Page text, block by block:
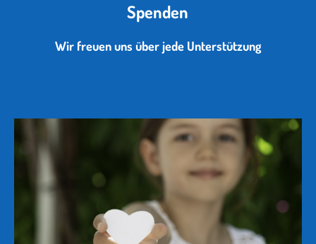
Spenden
Wir freuen uns über jede Unterstützung